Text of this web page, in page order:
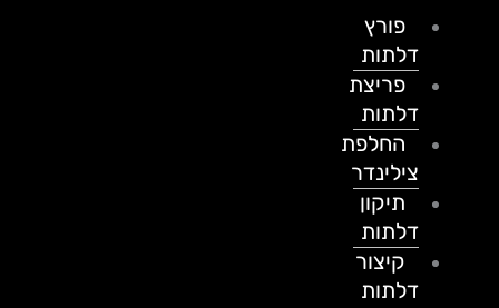
פורץ
דלתות
פריצת
דלתות
החלפת
צילינדר
תיקון
דלתות
קיצור
דלתות